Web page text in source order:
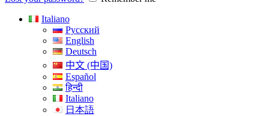
Italiano
Русский
English
Deutsch
中文 (中国)
Español
हिन्दी
Italiano
日本語